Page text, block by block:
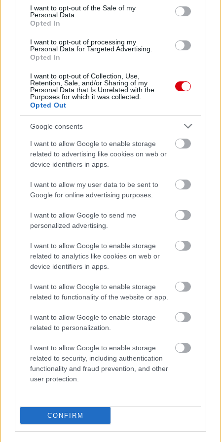
consent section.
I want to opt-out of the Sale of my
Personal Data.
Opted In
I want to opt-out of processing my
Personal Data for Targeted Advertising.
Opted In
I want to opt-out of Collection, Use,
Retention, Sale, and/or Sharing of my
Personal Data that Is Unrelated with the
Purposes for which it was collected.
Opted Out
Google consents
I want to allow Google to enable storage
related to advertising like cookies on web or
device identifiers in apps.
I want to allow my user data to be sent to
Google for online advertising purposes.
I want to allow Google to send me
personalized advertising.
I want to allow Google to enable storage
related to analytics like cookies on web or
device identifiers in apps.
I want to allow Google to enable storage
related to functionality of the website or app.
I want to allow Google to enable storage
related to personalization.
I want to allow Google to enable storage
related to security, including authentication
functionality and fraud prevention, and other
user protection.
CONFIRM